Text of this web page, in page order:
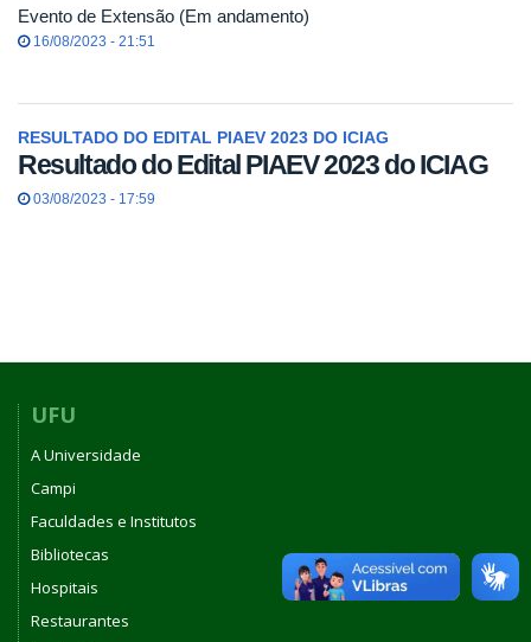
Evento de Extensão (Em andamento)
16/08/2023 - 21:51
RESULTADO DO EDITAL PIAEV 2023 DO ICIAG
Resultado do Edital PIAEV 2023 do ICIAG
03/08/2023 - 17:59
UFU
A Universidade
Campi
Faculdades e Institutos
Bibliotecas
Hospitais
Restaurantes